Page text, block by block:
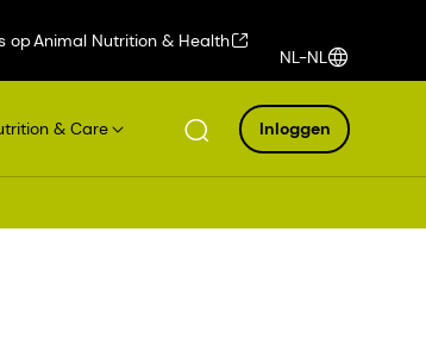
opAnimal Nutrition & Health
NL-NL
& Care Inloggen